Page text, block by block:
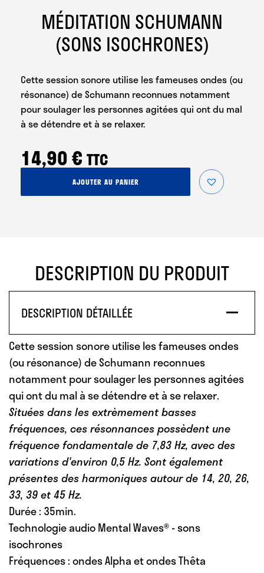
MÉDITATION SCHUMANN
(SONS ISOCHRONES)
Cette session sonore utilise les fameuses ondes (ou
résonance) de Schumann reconnues notamment
pour soulager les personnes agitées qui ont du mal
à se détendre et à se relaxer.
14,90€ TTC
AJOUTER AU PANIER
DESCRIPTION DU PRODUIT
DESCRIPTION DÉTAILLÉE
Cette session sonore utilise les fameuses ondes
(ou résonance) de Schumann reconnues
notamment poursoulager les personnes agitées
qui ont du mal à se détendreet à se relaxer.
Situées dans les extrèmement basses
fréquences, ces résonnances possèdent une
fréquence fondamentale de 7,83 Hz, avec des
variations d'environ 0,5 Hz. Sont également
présentes des harmoniques autour de 14, 20, 26,
33, 39 et 45 Hz.
Durée : 35min.
Technologie audio Mental Waves® - sons
isochrones
Fréquences : ondes Alpha et ondes Thêta